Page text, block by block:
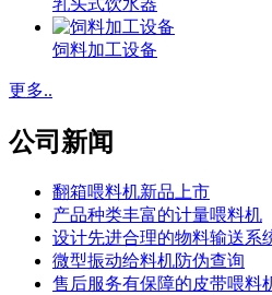
饲料加工设备
更多..
公司新闻
翻箱喂料机新品上市
产品种类丰富的计量喂料机
设计先进合理的物料输送系
微型振动给料机防伪查询
售后服务有保障的皮带喂料